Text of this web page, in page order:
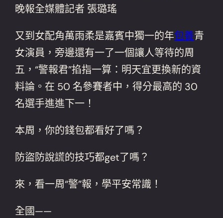
晚報全媒體記者 張璐瑤
又到女配角萬雨柔是嘉賓中獨一的年包養青
女演員，旁邊還有一了一個讓人等待的周
五，“警報君”掐指一算：明天宜更換新的資
料論。在 50 名參賽者中，得分最高的 30
名選手進進下一！
本周，你的錢包都看好了嗎？
防盜防說謊的技巧都get了嗎？
來，看一周“警”報，學平安常識！
全國——